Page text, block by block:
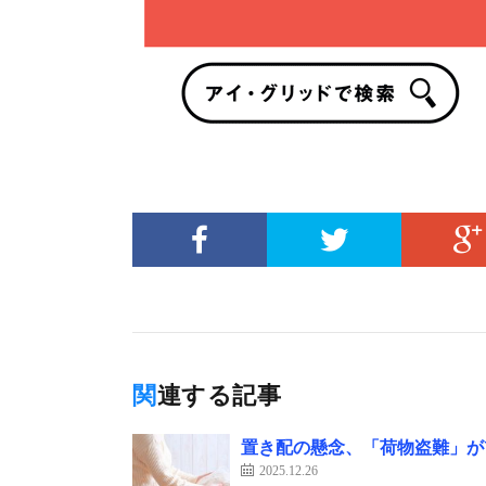
関連する記事
置き配の懸念、「荷物盗難」
2025.12.26